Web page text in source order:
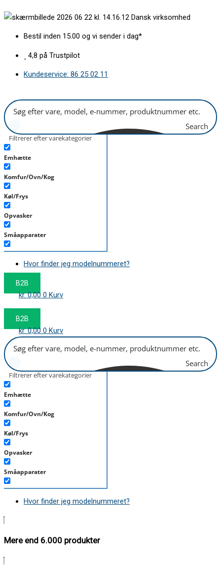
til
Dansk virksomhed
Bestil inden 15.00 og vi sender i dag*
4,8 på Trustpilot
Kundeservice: 86 25 02 11
Search
Filtrerer efter varekategorier
Emhætte
Komfur/Ovn/Kog
Køl/Frys
Opvasker
Småapparater
Støvsuger
Tørretumbler
Tilbehør/Plejemidler
Hvor finder jeg modelnummeret?
B2B
kr.0,00 0 Kurv
B2B
kr.0,00 0 Kurv
Search
Filtrerer efter varekategorier
Emhætte
Komfur/Ovn/Kog
Køl/Frys
Opvasker
Småapparater
Støvsuger
Hvor finder jeg modelnummeret?
Mere end 6.000 produkter
til